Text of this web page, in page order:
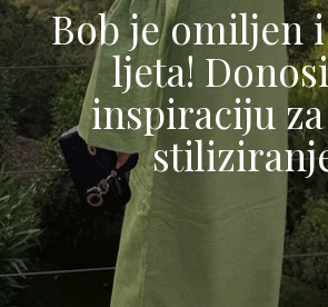
Bob je omiljen
ljeta!
inspiraciju